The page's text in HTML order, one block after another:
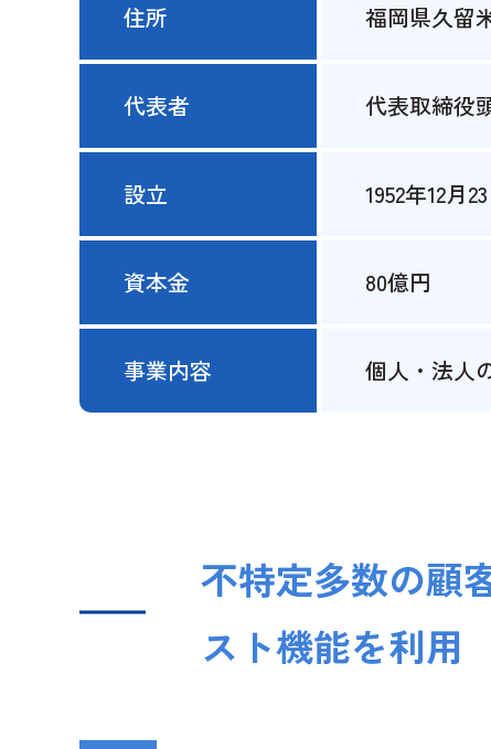
住所 福岡県久留
代表者 代表取締役
設立 1952年12月
資本金 80億円
事業内容 個人・法人
不特定多数の顧
スト機能を利用